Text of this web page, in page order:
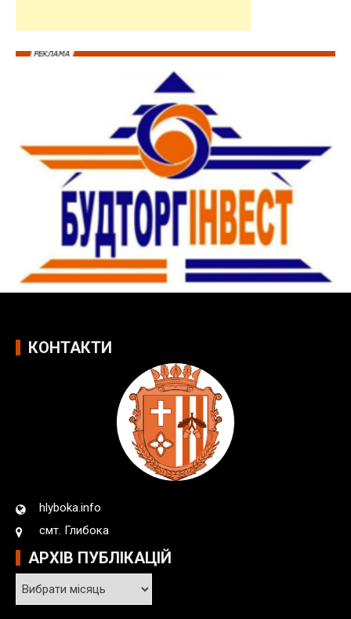
КОНТАКТИ
hlyboka.info
смт. Глибока
АРХІВ ПУБЛІКАЦІЙ
А
р